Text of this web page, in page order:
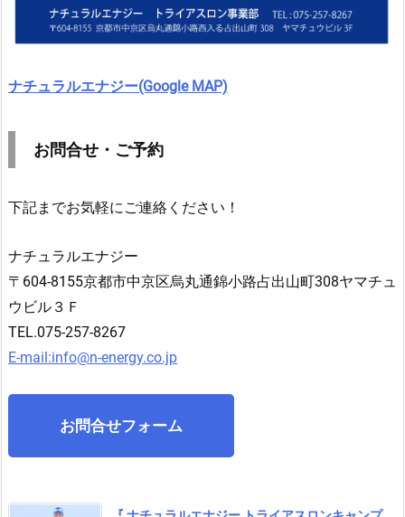
ナチュラルエナジー(Google MAP)
お問合せ・ご予約
下記までお気軽にご連絡ください！
ナチュラルエナジー
〒604-8155京都市中京区烏丸通錦小路占出山町308ヤマチュ
ウビル３Ｆ
TEL.075-257-8267
E-mail:info@n-energy.co.jp
お問合せフォーム